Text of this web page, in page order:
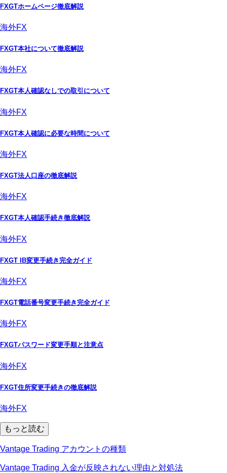
FXGTホームページ徹底解説
海外FX
FXGT本社について徹底解説
海外FX
FXGT本人確認なしでの取引について
海外FX
FXGT本人確認に必要な時間について
海外FX
FXGT法人口座の徹底解説
海外FX
FXGT本人確認手続き徹底解説
海外FX
FXGT IB変更手続き完全ガイド
海外FX
FXGT電話番号変更手続き完全ガイド
海外FX
FXGTパスワード変更手順と注意点
海外FX
FXGT住所変更手続きの徹底解説
海外FX
もっと読む
Vantage Trading アカウントの種類
Vantage Trading 入金が反映されない理由と対処法